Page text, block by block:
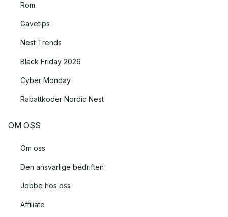
Rom
Gavetips
Nest Trends
Black Friday 2026
Cyber Monday
Rabattkoder Nordic Nest
OM OSS
Om oss
Den ansvarlige bedriften
Jobbe hos oss
Affiliate